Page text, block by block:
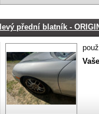
levý přední blatník -